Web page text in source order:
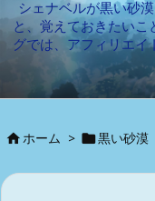
シェナベルが黒い砂
と、覚えておきたいこ
グでは、アフィリエイ
ホーム > 黒い砂漠